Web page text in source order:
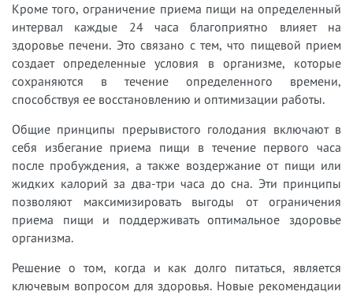
Кроме того, ограничение приема пищи на определенный
интервал каждые 24 часа благоприятно влияет на
здоровье печени. Это связано с тем, что пищевой прием
создает определенные условия в организме, которые
сохраняются в течение определенного времени,
способствуя ее восстановлению и оптимизации работы.
Общие принципы прерывистого голодания включают в
себя избегание приема пищи в течение первого часа
после пробуждения, а также воздержание от пищи или
жидких калорий за два-три часа до сна. Эти принципы
позволяют максимизировать выгоды от ограничения
приема пищи и поддерживать оптимальное здоровье
организма.
Решение о том, когда и как долго питаться, является
ключевым вопросом для здоровья. Новые рекомендации